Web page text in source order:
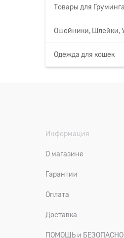
Товары для
Ошейники, Шлейки,
Одежда для кошек
Информация
О магазине
Гарантии
Оплата
Доставка
ПОМОЩЬ и